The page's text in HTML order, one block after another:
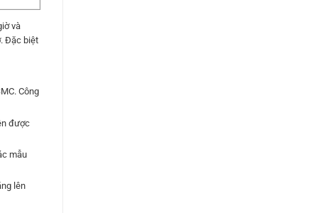
và
Đặc biệt
Công
được
mẫu
lên